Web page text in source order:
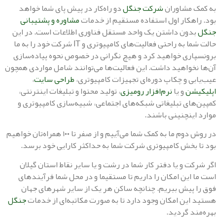
شرکت جنگلدو راه‌کار در پیش پای شما خواهد
اول استفاده مستقیم از خدماتمشاوره و پشتیبانی
داشتن یک واحد مستقل فناوری اطلاعات است. در این
حالت شما به راحتی فعالیت‌های کامپیوتری و IT شرکت خود را به ما
خواهید کرد و هیچ نگرانی در خصوص نحوه پیاده‌سازی
داشت. این فعالیت‌ها می‌توانند شامل مواردی همچون
و چکاپ دوره‌ای تجهیزات کامپیوتری،طراحی سایت،
و یانرم‌افزار رومیزی، تولید محتوا و تبلیغات اینترنتی،
تبلیغاتی شبکه‌های اجتماعی، شبیه‌سازی کامپیوتری و
باشند.
در روش دوم ما به کمک شما می‌آییم و از صفر تا ۱۰۰ همراه‌تان خواهیم
کامپیوتری شرکت شما به حداکثر کارایی خود برسد.
و یا دفتر کار شما در رشت و یا سایر نقاط استان گیلان
امکان را داریم تا مستقیما و در محل شما فرآیندهای
ببریم. چنانچه ساکن هر یک از سایر شهرهای جهان
امکان وجود دارد تا به صورت مکاتبه‌ای از خدماتجنگل
گردید.